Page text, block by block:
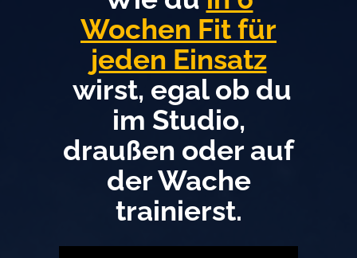
Wochen Fit für
jeden Einsatz
wirst, egal ob du
im Studio,
draußen oder auf
der Wache
trainierst.